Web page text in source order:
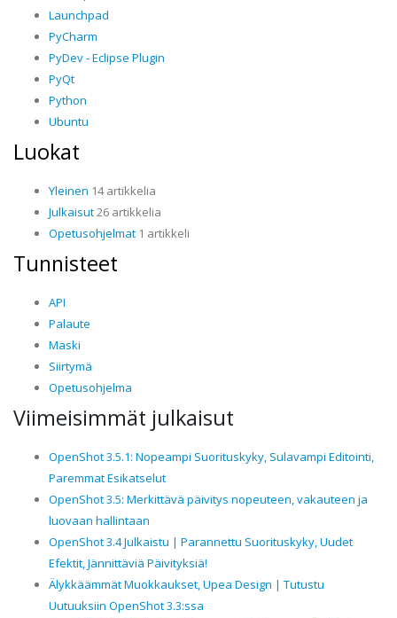
Launchpad
PyCharm
PyDev - Eclipse Plugin
PyQt
Python
Ubuntu
Luokat
Yleinen 14 artikkelia
Julkaisut26 artikkelia
Opetusohjelmat 1 artikkeli
Tunnisteet
API
Palaute
Maski
Siirtymä
Opetusohjelma
Viimeisimmät julkaisut
OpenShot 3.5.1: Nopeampi Suorituskyky, Sulavampi Editointi,
Paremmat Esikatselut
OpenShot 3.5: Merkittävä päivitys nopeuteen, vakauteen ja
luovaan hallintaan
OpenShot 3.4 Julkaistu | Parannettu Suorituskyky, Uudet
Efektit, Jännittäviä Päivityksiä!
Älykkäämmät Muokkaukset, Upea Design | Tutustu
Uutuuksiin OpenShot 3.3:ssa